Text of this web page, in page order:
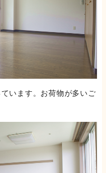
います。お荷物が多いご